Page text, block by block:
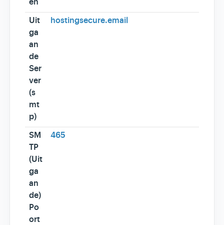
Uit
ga
an
de
Ser
ver
(s
mt
p)
hostingsecure.email
SM
TP
(Uit
ga
an
de)
Po
ort
465